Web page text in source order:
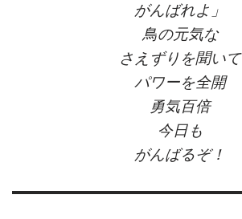
がんばれよ」
鳥の元気な
さえずりを聞いて
パワーを全開
勇気百倍
今日も
がんばるぞ！